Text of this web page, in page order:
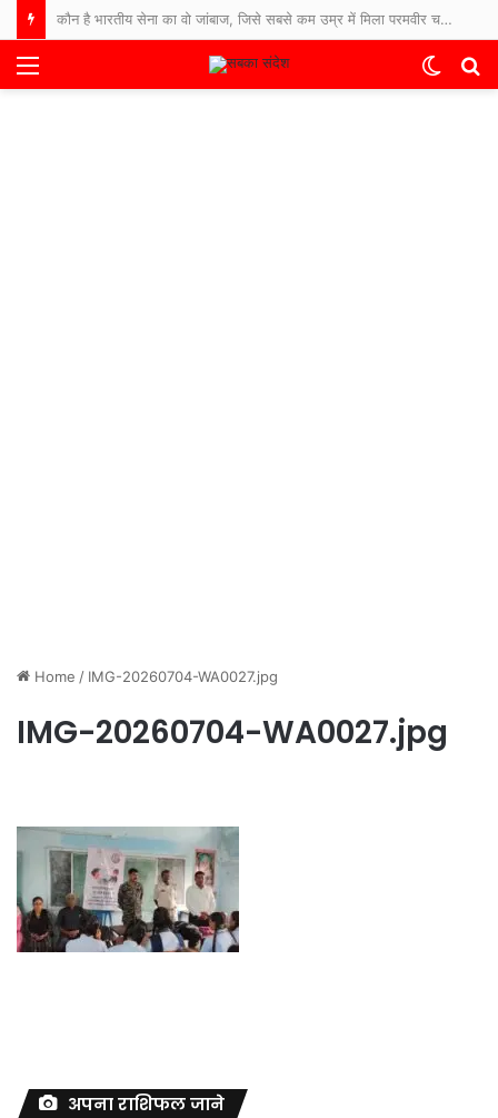
कौन है भारतीय सेना का वो जांबाज, जिसे सबसे कम उम्र में मिला परमवीर चक्र सम्मान?
Menu
Switch
Home / IMG-20260704-WA0027.jpg
IMG-20260704-WA0027.jpg
अपना राशिफल जाने